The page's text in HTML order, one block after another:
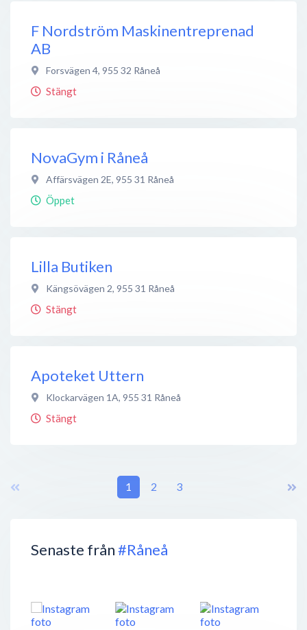
Senaste från#Råneå
F Nordström Maskinentreprenad
AB
Forsvägen 4, 955 32 Råneå
Stängt
NovaGym i Råneå
Affärsvägen 2E, 955 31 Råneå
Öppet
Lilla Butiken
Kängsövägen 2, 955 31 Råneå
Stängt
Apoteket Uttern
Klockarvägen 1A, 955 31 Råneå
Stängt
1 2 3